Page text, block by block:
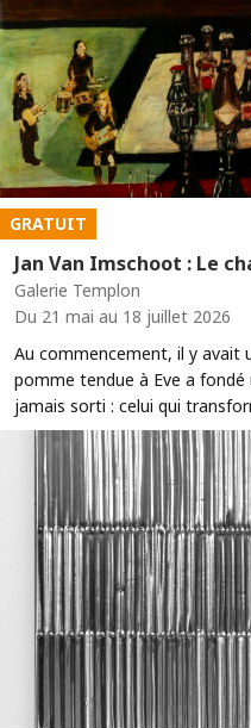
GRATUIT
Jan Van Imschoot : Le
Galerie Templon
Du 21 mai au 18 juillet 2026
Au commencement, il y avait
pomme tendue à Eve a
jamais sorti : celui qui